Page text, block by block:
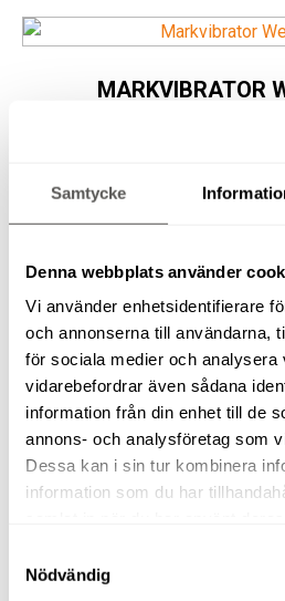
Samtycke
Denna webbplats använder
Vi använder enhetsidentifierare
och annonserna till användarna,
för sociala medier och analysera
vidarebefordrar även sådana
information från din enhet till de
annons- och analysföretag som
Dessa kan i sin tur kombinera
information som du har
Nödvändig
MARKVIBRATOR
MARKVIBRATOR